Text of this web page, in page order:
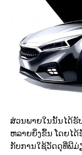
ສ່ວນ​ພາຍ​ໃນ​ນັ້ນ​ໄດ້ຮັ
ຫລາຍ​ຍິ່ງ​ຂຶ້ນ ໂດຍ​ໄ
ກັບ​ການ​ໃຊ້​ວັດ​ດຸ​ທີ່​ພີ​